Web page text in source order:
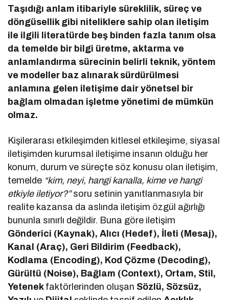
Taşıdığı anlam itibariyle süreklilik, süreç ve
döngüsellik gibi niteliklere sahip olan iletişim
ile ilgili literatürde beş binden fazla tanım olsa
da temelde bir bilgi üretme, aktarma ve
anlamlandırma sürecinin belirli teknik, yöntem
ve modeller baz alınarak sürdürülmesi
anlamına gelen iletişime dair yönetsel bir
bağlam olmadan işletme yönetimi de mümkün
olmaz.
Kişilerarası etkileşimden kitlesel etkileşime, siyasal
iletişimden kurumsal iletişime insanın olduğu her
konum, durum ve süreçte söz konusu olan iletişim,
temelde “kim, neyi, hangi kanalla, kime ve hangi
etkiyle iletiyor?”soru setinin yanıtlanmasıyla bir
realite kazansa da aslında iletişim özgül ağırlığı
bununla sınırlı değildir. Buna göre iletişim
Gönderici (Kaynak), Alıcı (Hedef), İleti (Mesaj),
Kanal (Araç), Geri Bildirim (Feedback),
Kodlama (Encoding), Kod Çözme (Decoding),
Gürültü (Noise), Bağlam (Context), Ortam, Stil,
Yetenek faktörlerinden oluşan Sözlü, Sözsüz,